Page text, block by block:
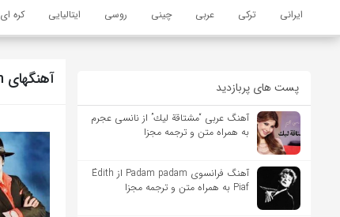
ایرانی ترکی عربی چینی روسی ایتالیایی کره ای
پست های پربازدید
آهنگ عربی “مشتاقة لیك” از نانسی عجرم
به همراه متن و ترجمه مجزا
آهنگ فرانسوی Padam padam از Édith
Piaf به همراه متن و ترجمه مجزا
آهنگهای Michael Jackson